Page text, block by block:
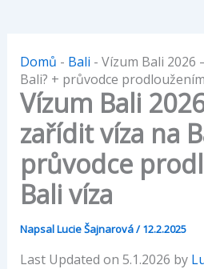
Domů - Bali - Vízum Bali 2026
Bali? + průvodce
Vízum Bali
zařídit víza na
průvodce
Bali víza
NapsalLucie Šajnarová/12.2.2025
Last Updated on 5.1.2026 by